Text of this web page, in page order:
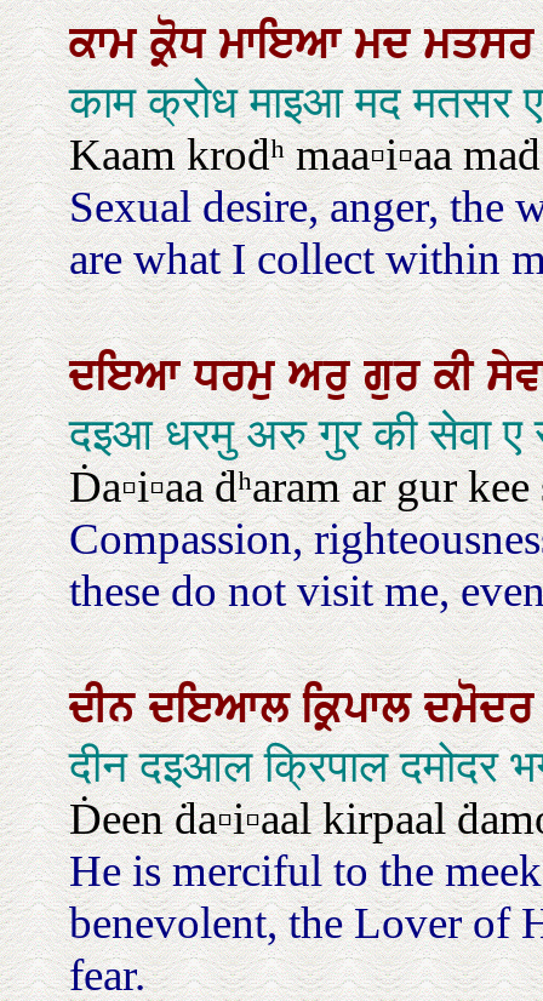
ਕਾਮਕ੍ਰੋਧਮਾਇਆਮਦ
काम क्रोध माइआ मद मतसर ए
Kaam kroḋʰ maa▫i▫aa
Sexual desire, anger, the
are what I collect within
ਦਇਆਧਰਮੁਅਰੁਗੁਰਕੀ
दइआ धरमु अरु गुर की सेवा ए
Ḋa▫i▫aa ḋʰaram ar gur
Compassion,
these do not visit me,
ਦੀਨਦਇਆਲਕ੍ਰਿਪਾਲ
दीन दइआल क्रिपाल दमोदर
Ḋeen ḋa▫i▫aal kirpaal
He is merciful to the
benevolent, the Lover of
fear.